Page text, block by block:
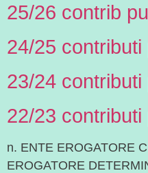
25/26 contrib
24/25 contributi
23/24 contributi
22/23 contributi
n. ENTE EROGATORE
EROGATORE